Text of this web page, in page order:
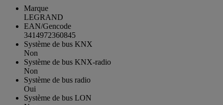
Marque
LEGRAND
EAN/Gencode
3414972360845
Système de bus KNX
Non
Système de bus KNX-radio
Non
Système de bus radio
Oui
Système de bus LON